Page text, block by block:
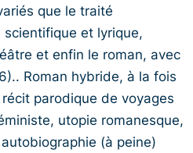
que le traité
et lyrique,
et enfin le roman, avec
Roman hybride, à la fois
parodique de voyages
utopie romanesque,
(à peine)